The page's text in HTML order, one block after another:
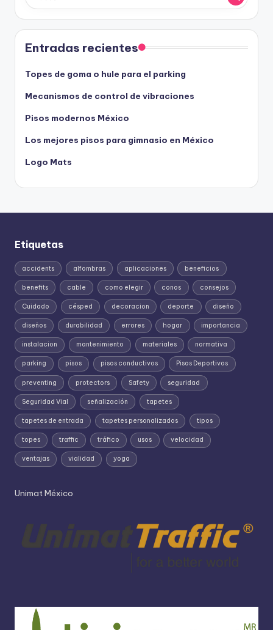
Entradas recientes
Topes de goma o hule para el parking
Mecanismos de control de vibraciones
Pisos modernos México
Los mejores pisos para gimnasio en México
Logo Mats
Etiquetas
accidents alfombras aplicaciones beneficios
benefits cable como elegir conos consejos
Cuidado césped decoracion deporte diseño
diseños durabilidad errores hogar importancia
instalacion mantenimiento materiales normativa
parking pisos pisos conductivos Pisos Deportivos
preventing protectors Safety seguridad
Seguridad Vial señalización tapetes
tapetes de entrada tapetes personalizados tipos
topes traffic tráfico usos velocidad
ventajas vialidad yoga
Unimat México